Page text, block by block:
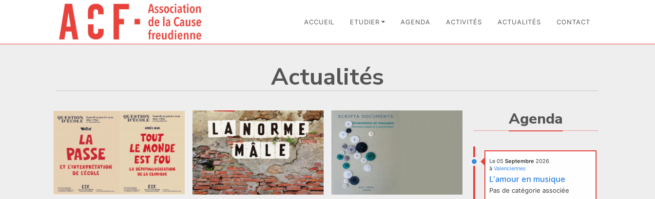
ACCUEIL ETUDIER AGENDA ACTIVITÉS ACTUALITÉS CONTACT
Actualités
Agenda
Le 05Septembre 2026
àValenciennes
L'amour en musique
Pas de catégorie associée